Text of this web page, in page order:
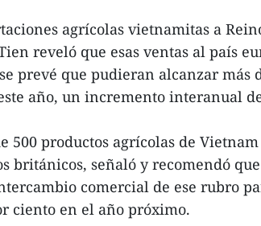
agrícolas vietnamitas a
reveló que esas ventas al país
prevé que pudieran alcanzar más
año, un incremento interanual
500 productos agrícolas de
británicos, señaló y recomendó
comercial de ese rubro
ciento en el año próximo.